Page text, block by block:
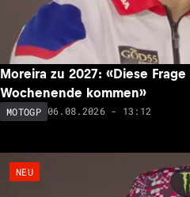
Moreira zu 2027: «Diese
Wochenende kommen»
MOTOGP 06.08.2026 - 13:12
NEU